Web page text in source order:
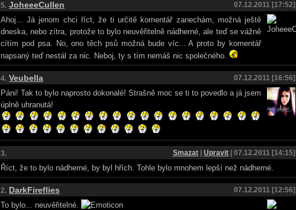
5. JoheeeCullen 07.12.2011 [17:52]
Ahoj... Já jenom chci říct, že ti určitě komentář zanechám, možná ještě
dneska, nebo zítra, protože to bylo neuvěřitelně nádherné, ale teď se vážně
cítím pod psa. No, ono těch psů možná bude víc... A proto by komentář
napsaný teď nestál za nic. Neboj, ty s tím nemáš nic společného.
4. Veubella 07.12.2011 [16:56]
Páni! Tak to bylo naprosto dokonalé! Strašně moc se ti to povedlo a já jsem
úplně uhranutá!
3. Smazat Upravit | 07.12.2011 [14:15]
Říct, že to bylo nádherné, by byl hřích. Tohle bylo mnohem lepší než nádherné.
2. DarkFireflies 07.12.2011 [12:56]
To bylo... neuvěřitelné.